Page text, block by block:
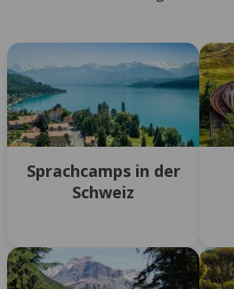
Sprachcamps in der
Schweiz